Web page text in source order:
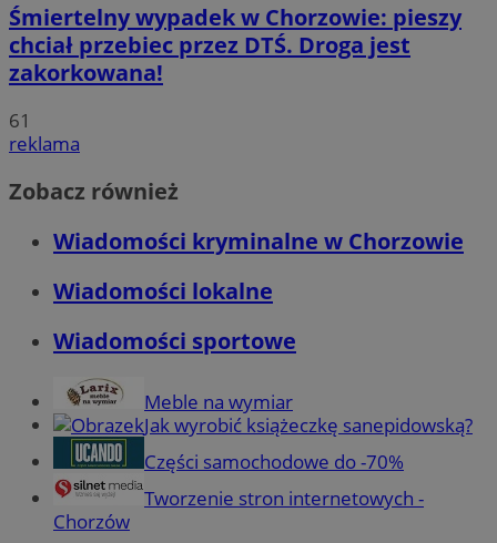
Śmiertelny wypadek w Chorzowie: pieszy
chciał przebiec przez DTŚ. Droga jest
zakorkowana!
61
reklama
Zobacz również
Wiadomości kryminalne w Chorzowie
Wiadomości lokalne
Wiadomości sportowe
Meble na wymiar
Jak wyrobić książeczkę sanepidowską?
Części samochodowe do -70%
Tworzenie stron internetowych -
Chorzów